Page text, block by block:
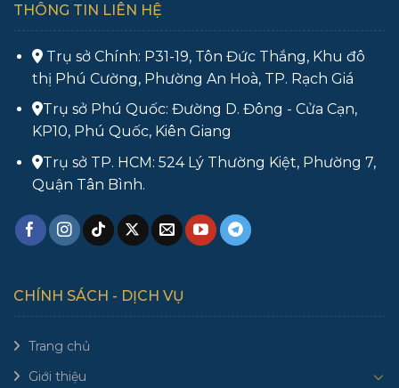
THÔNG TIN LIÊN HỆ
Trụ sở Chính: P31-19, Tôn Đức Thắng, Khu đô
thị Phú Cường, Phường An Hoà, TP. Rạch Giá
Trụ sở Phú Quốc: Đường D. Đông - Cửa Cạn,
KP10, Phú Quốc, Kiên Giang
Trụ sở TP. HCM: 524 Lý Thường Kiệt, Phường 7,
Quận Tân Bình.
CHÍNH SÁCH - DỊCH VỤ
Trang chủ
Giới thiệu